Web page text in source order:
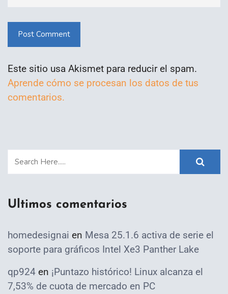
Post Comment
Este sitio usa Akismet para reducir el spam.
Aprende cómo se procesan los datos de tus
comentarios.
Ultimos comentarios
homedesignai en Mesa 25.1.6 activa de serie el
soporte para gráficos Intel Xe3 Panther Lake
qp924 en ¡Puntazo histórico! Linux alcanza el
7,53% de cuota de mercado en PC